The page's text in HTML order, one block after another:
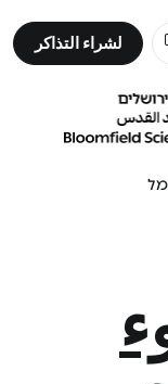
لشراء التذاكر